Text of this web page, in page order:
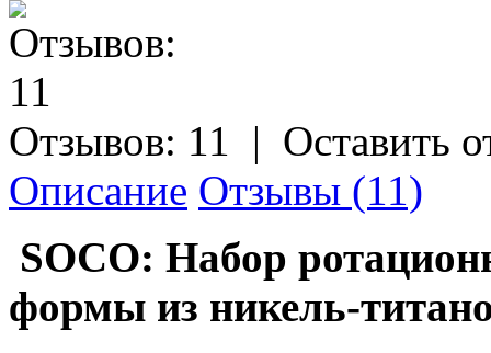
Отзывов: 11 | Оставить
Описание Отзывы (11)
SOCO: Набор
формы из никель-